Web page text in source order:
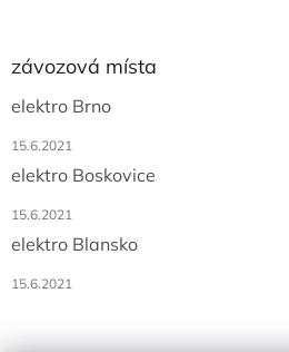
závozová místa
elektro Brno
15.6.2021
elektro Boskovice
15.6.2021
elektro Blansko
15.6.2021